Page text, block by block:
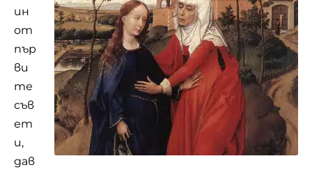
ин
от
пър
ви
те
съв
ет
и,
дав